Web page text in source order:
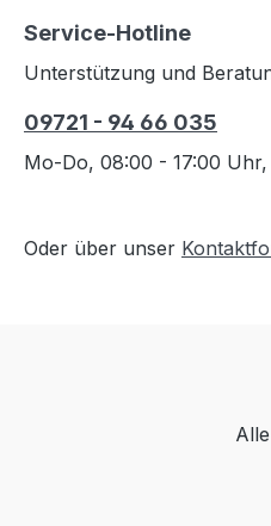
Service-Hotline
Unterstützung und
09721 - 94 66 035
Mo-Do, 08:00 - 17:00
Oder über unser